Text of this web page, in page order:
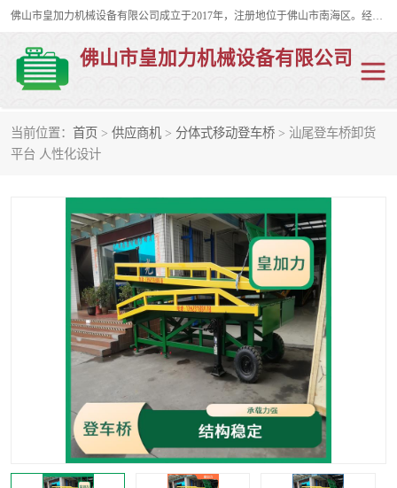
佛山市皇加力机械设备有限公司成立于2017年，注册地位于佛山市南海区。经营范围包括：其他机械设备及电子产品批发、电气设备批发、贸易代理、五金产品批发等；主要产品有：移动式登车桥、叉车装卸货平台、移动式升降机、升降货梯、油桶夹具、电动堆高车。
佛山市皇加力机械设备有限公司
当前位置： 首页 > 供应商机 > 分体式移动登车桥 > 汕尾登车桥卸货
平台 人性化设计
移动式登车桥
步行式电动堆高车 移动登车台
叉车装卸货平台 电动搬运车
移动式升降平台 升降货梯
集装箱装柜平台 油桶夹具